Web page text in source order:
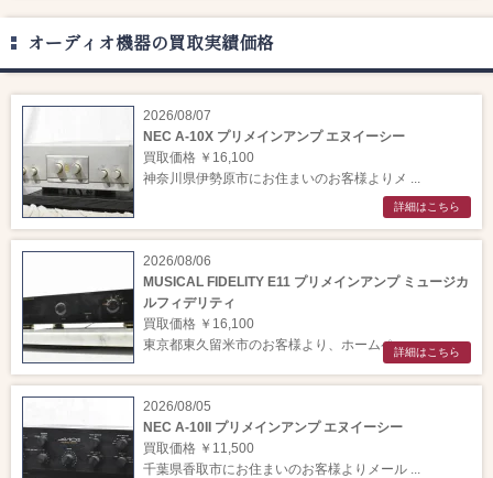
オーディオ機器の買取実績価格
2026/08/07
NEC A-10X プリメインアンプ エヌイーシー
買取価格 ￥16,100
神奈川県伊勢原市にお住まいのお客様よりメ ...
詳細はこちら
2026/08/06
MUSICAL FIDELITY E11 プリメインアンプ ミュージカ
ルフィデリティ
買取価格 ￥16,100
東京都東久留米市のお客様より、ホームペー ...詳細はこちら
2026/08/05
NEC A-10II プリメインアンプ エヌイーシー
買取価格 ￥11,500
千葉県香取市にお住まいのお客様よりメール ...